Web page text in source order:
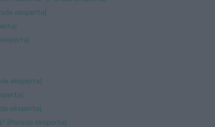
eksperta]
eksperta]
eksperta]
[Porada eksperta]